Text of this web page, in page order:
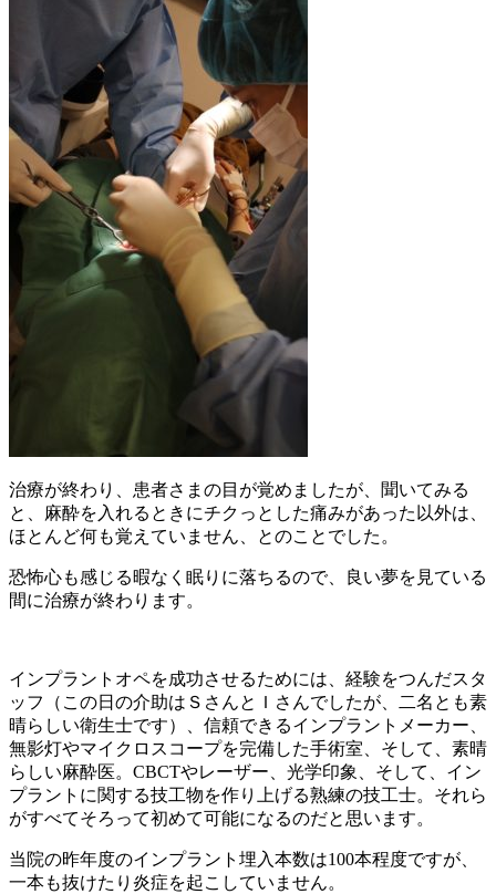
治療が終わり、患者さまの目が覚めましたが、聞いてみる
と、麻酔を入れるときにチクっとした痛みがあった以外は、
ほとんど何も覚えていません、とのことでした。
恐怖心も感じる暇なく眠りに落ちるので、良い夢を見ている
間に治療が終わります。
インプラントオペを成功させるためには、経験をつんだスタ
ッフ（この日の介助はＳさんとＩさんでしたが、二名とも素
晴らしい衛生士です）、信頼できるインプラントメーカー、
無影灯やマイクロスコープを完備した手術室、そして、素晴
らしい麻酔医。CBCTやレーザー、光学印象、そして、イン
プラントに関する技工物を作り上げる熟練の技工士。それら
がすべてそろって初めて可能になるのだと思います。
当院の昨年度のインプラント埋入本数は100本程度ですが、
一本も抜けたり炎症を起こしていません。